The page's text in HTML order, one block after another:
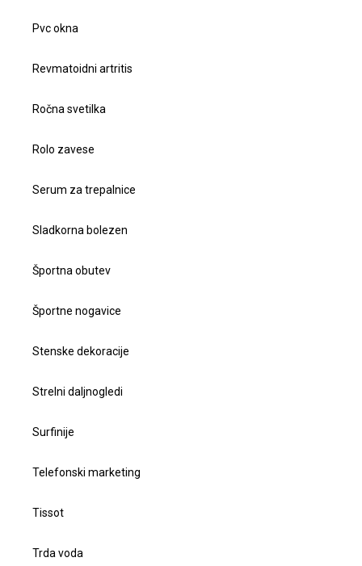
Pvc okna
Revmatoidni artritis
Ročna svetilka
Rolo zavese
Serum za trepalnice
Sladkorna bolezen
Športna obutev
Športne nogavice
Stenske dekoracije
Strelni daljnogledi
Surfinije
Telefonski marketing
Tissot
Trda voda